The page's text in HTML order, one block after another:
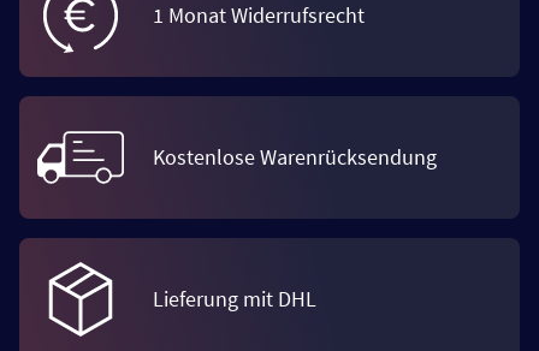
1 Monat Widerrufsrecht
Kostenlose Warenrücksendung
Lieferung mit DHL